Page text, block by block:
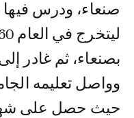
صنعاء، ودرس فيها
بصنعاء، ثم غادر
وواصل تعليمه
حيث حصل على